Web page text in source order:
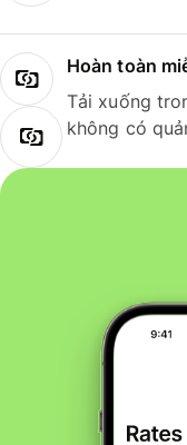
Hoàn toàn
Tải xuống
không có